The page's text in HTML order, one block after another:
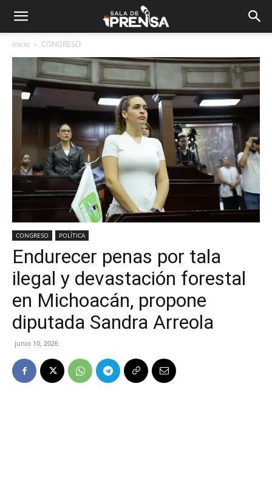
Inicio CONGRESO
CONGRESO POLÍTICA
Endurecer penas por tala
ilegal y devastación forestal
en Michoacán, propone
diputada Sandra Arreola
junio 10, 2026